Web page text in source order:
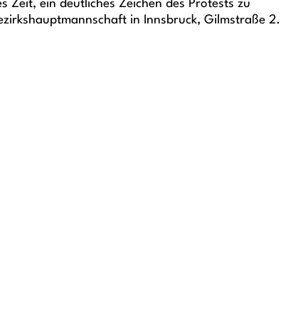
Zeit, ein deutliches Zeichen des Protests zu
in Innsbruck, Gilmstraße 2.